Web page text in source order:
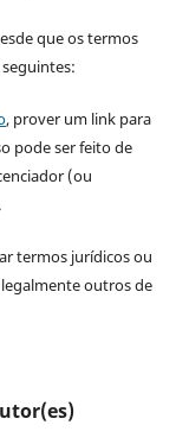
que os termos
, prover um link para
pode ser feito de
(ou
termos jurídicos ou
outros de